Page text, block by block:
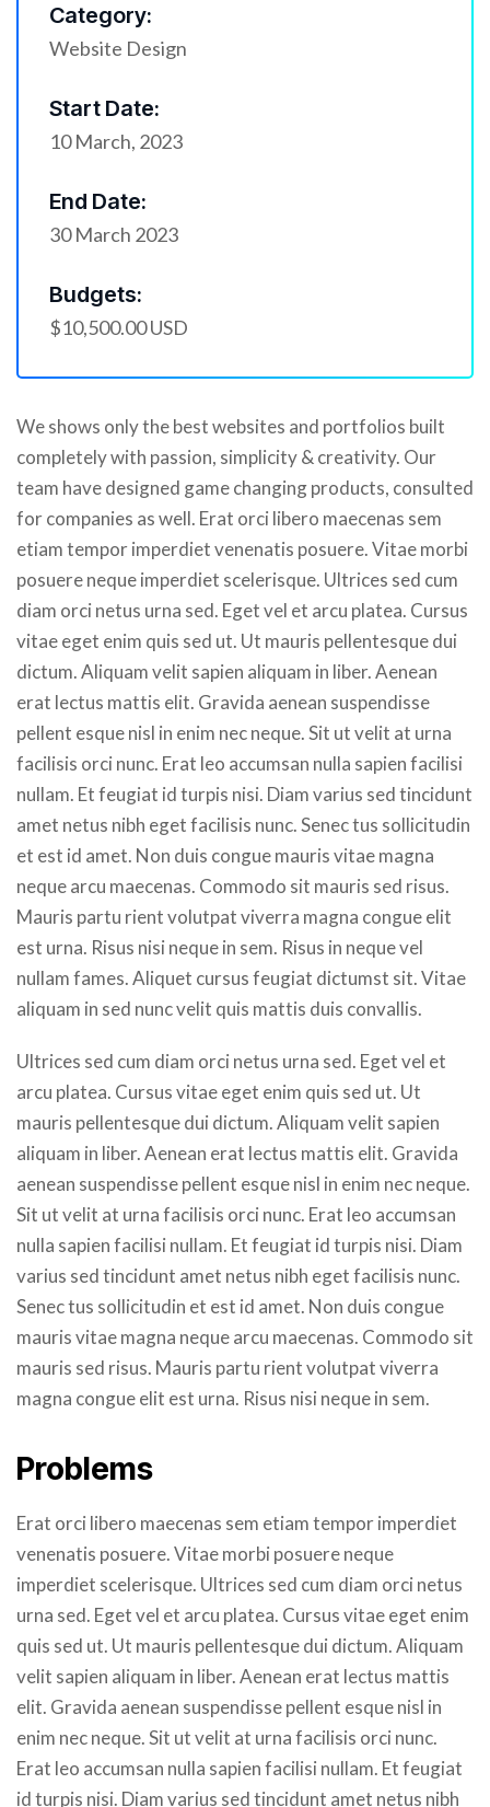
Category:
Website Design
Start Date:
10 March, 2023
End Date:
30 March 2023
Budgets:
$10,500.00 USD
We shows only the best websites and portfolios built
completely with passion, simplicity & creativity. Our
team have designed game changing products, consulted
for companies as well. Erat orci libero maecenas sem
etiam tempor imperdiet venenatis posuere. Vitae morbi
posuere neque imperdiet scelerisque. Ultrices sed cum
diam orci netus urna sed. Eget vel et arcu platea. Cursus
vitae eget enim quis sed ut. Ut mauris pellentesque dui
dictum. Aliquam velit sapien aliquam in liber. Aenean
erat lectus mattis elit. Gravida aenean suspendisse
pellent esque nisl in enim nec neque. Sit ut velit at urna
facilisis orci nunc. Erat leo accumsan nulla sapien facilisi
nullam. Et feugiat id turpis nisi. Diam varius sed tincidunt
amet netus nibh eget facilisis nunc. Senec tus sollicitudin
et est id amet. Non duis congue mauris vitae magna
neque arcu maecenas. Commodo sit mauris sed risus.
Mauris partu rient volutpat viverra magna congue elit
est urna. Risus nisi neque in sem. Risus in neque vel
nullam fames. Aliquet cursus feugiat dictumst sit. Vitae
aliquam in sed nunc velit quis mattis duis convallis.
Ultrices sed cum diam orci netus urna sed. Eget vel et
arcu platea. Cursus vitae eget enim quis sed ut. Ut
mauris pellentesque dui dictum. Aliquam velit sapien
aliquam in liber. Aenean erat lectus mattis elit. Gravida
aenean suspendisse pellent esque nisl in enim nec neque.
Sit ut velit at urna facilisis orci nunc. Erat leo accumsan
nulla sapien facilisi nullam. Et feugiat id turpis nisi. Diam
varius sed tincidunt amet netus nibh eget facilisis nunc.
Senec tus sollicitudin et est id amet. Non duis congue
mauris vitae magna neque arcu maecenas. Commodo sit
mauris sed risus. Mauris partu rient volutpat viverra
magna congue elit est urna. Risus nisi neque in sem.
Problems
Erat orci libero maecenas sem etiam tempor imperdiet
venenatis posuere. Vitae morbi posuere neque
imperdiet scelerisque. Ultrices sed cum diam orci netus
urna sed. Eget vel et arcu platea. Cursus vitae eget enim
quis sed ut. Ut mauris pellentesque dui dictum. Aliquam
velit sapien aliquam in liber. Aenean erat lectus mattis
elit. Gravida aenean suspendisse pellent esque nisl in
enim nec neque. Sit ut velit at urna facilisis orci nunc.
Erat leo accumsan nulla sapien facilisi nullam. Et feugiat
id turpis nisi. Diam varius sed tincidunt amet netus nibh